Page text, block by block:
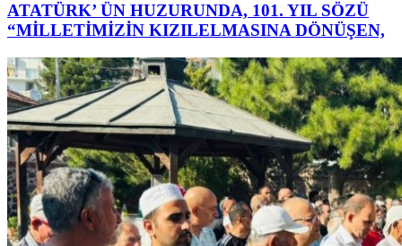
ATATÜRK’ ÜN HUZURUNDA, 101. YIL SÖZÜ
“MİLLETİMİZİN KIZILELMASINA DÖNÜŞEN,